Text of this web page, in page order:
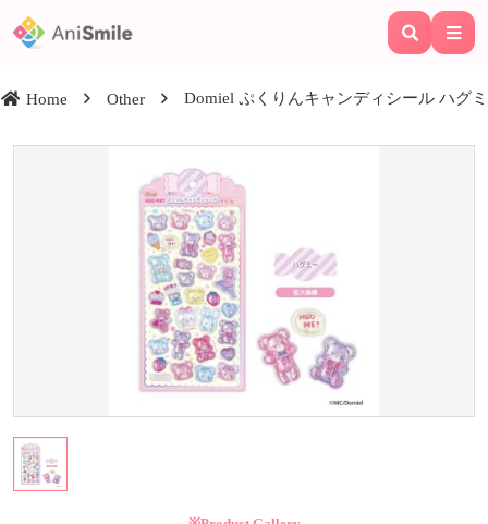
Home Other Domiel ぷくりんキャンディシール ハグ